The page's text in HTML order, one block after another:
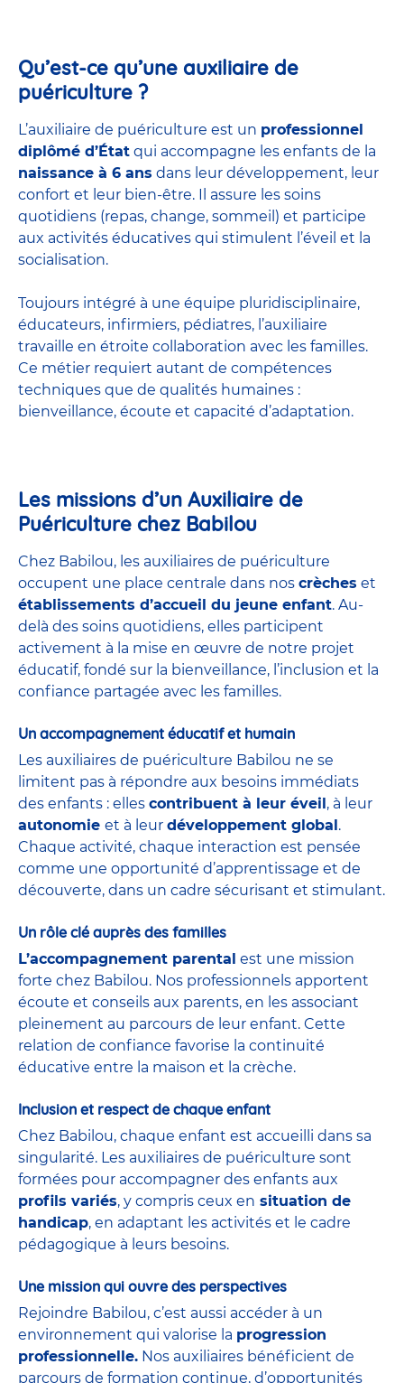
Qu’est-ce qu’une auxiliaire de
puériculture ?
L’auxiliaire de puériculture est un professionnel
diplômé d’État qui accompagne les enfants de la
naissance à 6 ans dans leur développement, leur
confort et leur bien-être. Il assure les soins
quotidiens (repas, change, sommeil) et participe
aux activités éducatives qui stimulent l’éveil et la
socialisation.
Toujours intégré à une équipe pluridisciplinaire,
éducateurs, infirmiers, pédiatres, l’auxiliaire
travaille en étroite collaboration avec les familles.
Ce métier requiert autant de compétences
techniques que de qualités humaines :
bienveillance, écoute et capacité d’adaptation.
Les missions d’un Auxiliaire de
Puériculture chez Babilou
Chez Babilou, les auxiliaires de puériculture
occupent une place centrale dans nos crèches et
établissements d’accueil du jeune enfant. Au-
delà des soins quotidiens, elles participent
activement à la mise en œuvre de notre projet
éducatif, fondé sur la bienveillance, l’inclusion et la
confiance partagée avec les familles.
Un accompagnement éducatif et humain
Les auxiliaires de puériculture Babilou ne se
limitent pas à répondre aux besoins immédiats
des enfants : elles contribuent à leur éveil , à leur
autonomie et à leur développement global .
Chaque activité, chaque interaction est pensée
comme une opportunité d’apprentissage et de
découverte, dans un cadre sécurisant et stimulant.
Un rôle clé auprès des familles
L’accompagnement parental est une mission
forte chez Babilou. Nos professionnels apportent
écoute et conseils aux parents, en les associant
pleinement au parcours de leur enfant. Cette
relation de confiance favorise la continuité
éducative entre la maison et la crèche.
Inclusion et respect de chaque enfant
Chez Babilou, chaque enfant est accueilli dans sa
singularité. Les auxiliaires de puériculture sont
formées pour accompagner des enfants aux
profils variés, y compris ceux en situation de
handicap, en adaptant les activités et le cadre
pédagogique à leurs besoins.
Une mission qui ouvre des perspectives
Rejoindre Babilou, c’est aussi accéder à un
environnement qui valorise la progression
professionnelle. Nos auxiliaires bénéficient de
parcours de formation continue, d’opportunités